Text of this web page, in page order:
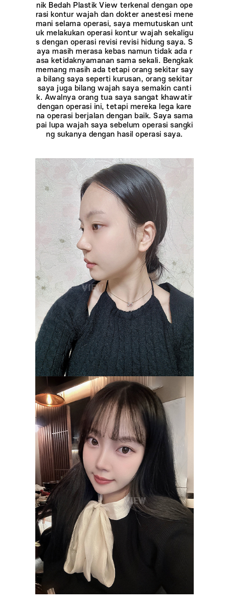
nik Bedah Plastik View terkenal dengan ope
rasi kontur wajah dan dokter anestesi mene
mani selama operasi, saya memutuskan unt
uk melakukan operasi kontur wajah sekaligu
s dengan operasi revisi revisi hidung saya. S
aya masih merasa kebas namun tidak ada r
asa ketidaknyamanan sama sekali. Bengkak
memang masih ada tetapi orang sekitar say
a bilang saya seperti kurusan, orang sekitar
saya juga bilang wajah saya semakin canti
k. Awalnya orang tua saya sangat khawatir
dengan operasi ini, tetapi mereka lega kare
na operasi berjalan dengan baik. Saya sama
pai lupa wajah saya sebelum operasi sangki
ng sukanya dengan hasil operasi saya.